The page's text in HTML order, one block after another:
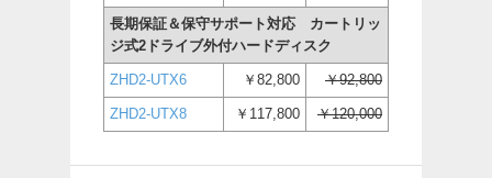
長期保証＆保守サポート対応 カートリッ
ジ式2ドライブ外付ハードディスク
ZHD2-UTX6 ￥82,800 ￥92,800
ZHD2-UTX8 ￥117,800 ￥120,000